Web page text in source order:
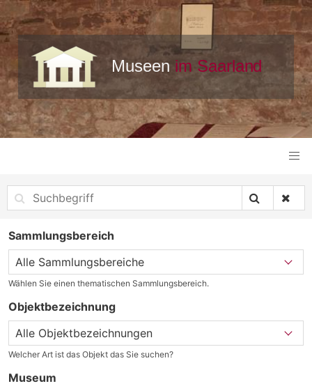
Sammlungsbereich
Wählen Sie einen thematischen Sammlungsbereich.
Objektbezeichnung
Welcher Art ist das Objekt das Sie suchen?
Museum